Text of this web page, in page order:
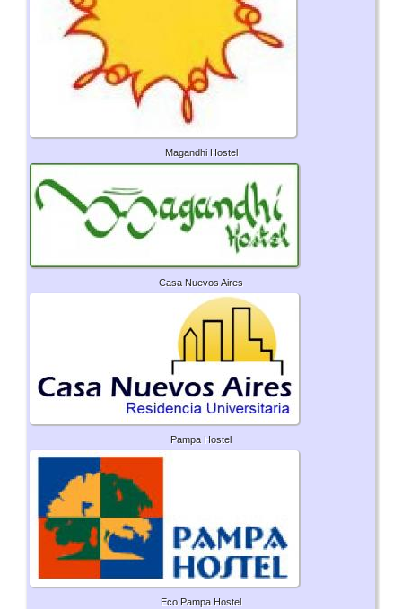
Magandhi Hostel
Casa Nuevos Aires
Pampa Hostel
Eco Pampa Hostel